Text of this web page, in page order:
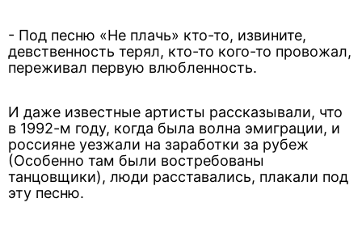
- Под песню «Не плачь» кто-то, извините,
девственность терял, кто-то кого-то провожал,
переживал первую влюбленность.
И даже известные артисты рассказывали, что
в 1992-м году, когда была волна эмиграции, и
россияне уезжали на заработки за рубеж
(Особенно там были востребованы
танцовщики), люди расставались, плакали под
эту песню.